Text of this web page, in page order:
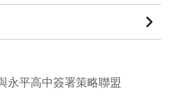
永平高中簽署策略聯盟